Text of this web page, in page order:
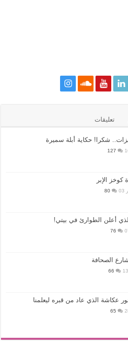
تعليقات
شكرا! حكاية أبلة سميرة
127
كوخز الإبر
80
أعلن الطوارئ في بيتي!
76
الصحافة
66
عكاشة الذي عاد من قبره ليعلمنا
65